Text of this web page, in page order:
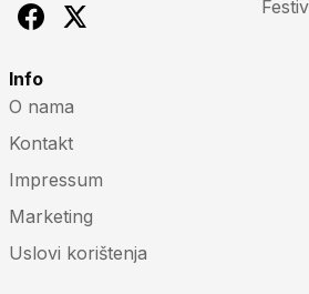
Info
O nama
Kontakt
Impressum
Marketing
Uslovi korištenja